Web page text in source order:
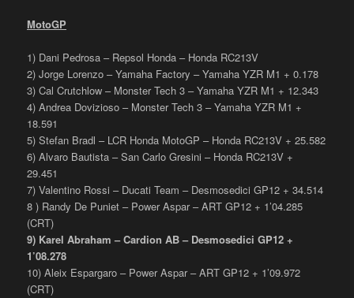
MotoGP
1) Dani Pedrosa – Repsol Honda – Honda RC213V
2) Jorge Lorenzo – Yamaha Factory – Yamaha YZR M1 + 0.178
3) Cal Crutchlow – Monster Tech 3 – Yamaha YZR M1 + 12.343
4) Andrea Dovizioso – Monster Tech 3 – Yamaha YZR M1 +
18.591
5) Stefan Bradl – LCR Honda MotoGP – Honda RC213V + 25.582
6) Alvaro Bautista – San Carlo Gresini – Honda RC213V +
29.451
7) Valentino Rossi – Ducati Team – Desmosedici GP12 + 34.514
8 ) Randy De Puniet – Power Aspar – ART GP12 + 1’04.285
(CRT)
9) Karel Abraham – Cardion AB – Desmosedici GP12 +
1’08.278
10) Aleix Espargaro – Power Aspar – ART GP12 + 1’09.972
(CRT)